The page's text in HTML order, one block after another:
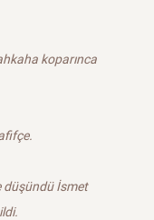
koparınca
düşündü İsmet